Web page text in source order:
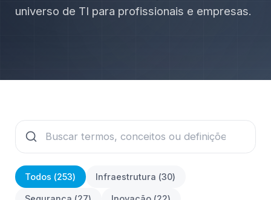
universo de TI para profissionais e empresas.
Todos (253) Infraestrutura (30)